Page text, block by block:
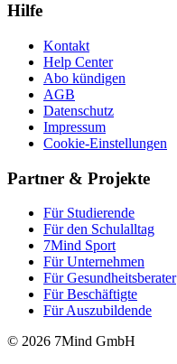
Hilfe
Kontakt
Help Center
Abo kündigen
AGB
Datenschutz
Impressum
Cookie-Einstellungen
Partner & Projekte
Für Stu­die­rende
Für den Schulalltag
7Mind Sport
Für Unter­neh­men
Für Gesund­heits­be­ra­ter
Für Beschäftigte
Für Auszubildende
© 2026 7Mind GmbH